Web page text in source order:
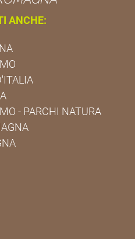
ANCHE:
- PARCHI NATURA
di Cammini Emilia-
di Cammini Emilia-
Twitter di Cammini Emilia-
Instagram di Cammini